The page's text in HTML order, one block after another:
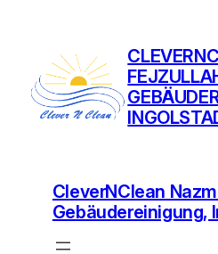
CleverNClean
Gebäudereinigung,